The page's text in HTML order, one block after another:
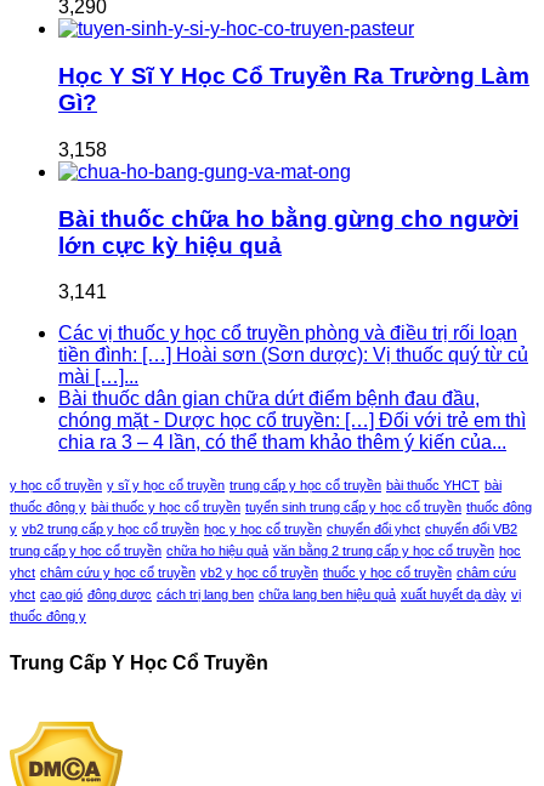
3,290
Học Y Sĩ Y Học Cổ Truyền Ra Trường Làm
Gì?
3,158
Bài thuốc chữa ho bằng gừng cho người
lớn cực kỳ hiệu quả
3,141
Các vị thuốc y học cổ truyền phòng và điều trị rối loạn
tiền đình: […] Hoài sơn (Sơn dược): Vị thuốc quý từ củ
mài […]...
Bài thuốc dân gian chữa dứt điểm bệnh đau đầu,
chóng mặt - Dược học cổ truyền: […] Đối với trẻ em thì
chia ra 3 – 4 lần, có thể tham khảo thêm ý kiến của...
y học cổ truyền y sĩ y học cổ truyền trung cấp y học cổ truyền bài thuốc YHCT bài
thuốc đông y bài thuốc y học cổ truyền tuyển sinh trung cấp y học cổ truyền thuốc đông
y vb2 trung cấp y học cổ truyền học y học cổ truyền chuyển đổi yhct chuyển đổi VB2
trung cấp y học cổ truyền chữa ho hiệu quả văn bằng 2 trung cấp y học cổ truyền học
yhct châm cứu y học cổ truyền vb2 y học cổ truyền thuốc y học cổ truyền châm cứu
yhct cạo gió đông dược cách trị lang ben chữa lang ben hiệu quả xuất huyết dạ dày vị
thuốc đông y
Trung Cấp Y Học Cổ Truyền